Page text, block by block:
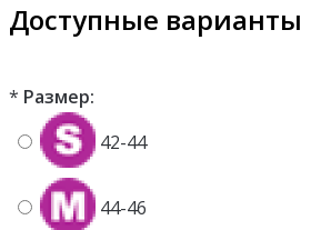
Доступные варианты
* Размер:
42-44
44-46